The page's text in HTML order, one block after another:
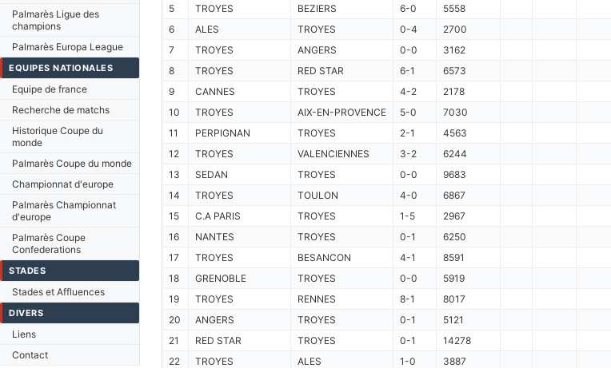
Palmarès Ligue des
champions
Palmarès Europa League
EQUIPES NATIONALES
Equipe de france
Recherche de matchs
Historique Coupe du
monde
Palmarès Coupe du monde
Championnat d'europe
Palmarès Championnat
d'europe
Palmarès Coupe
Confederations
STADES
Stades et Affluences
DIVERS
Liens
Contact
5
TROYES BEZIERS 6-0
5558
6
ALES TROYES 0-4
2700
7
TROYES ANGERS 0-0
3162
8
TROYES RED STAR 6-1
6573
9
CANNES TROYES 4-2
2178
10
TROYES AIX-EN-PROVENCE 5-0
7030
11
PERPIGNAN TROYES 2-1
4563
12
TROYES VALENCIENNES 3-2
6244
13
SEDAN TROYES 0-0
9683
14
TROYES TOULON 4-0
6867
15
C.A PARIS TROYES 1-5
2967
16
NANTES TROYES 0-1
6250
17
TROYES BESANCON 4-1
8591
18
GRENOBLE TROYES 0-0
5919
19
TROYES RENNES 8-1
8017
20
ANGERS TROYES 0-1
5121
21
RED STAR TROYES 0-1
14278
22
TROYES ALES 1-0
3887